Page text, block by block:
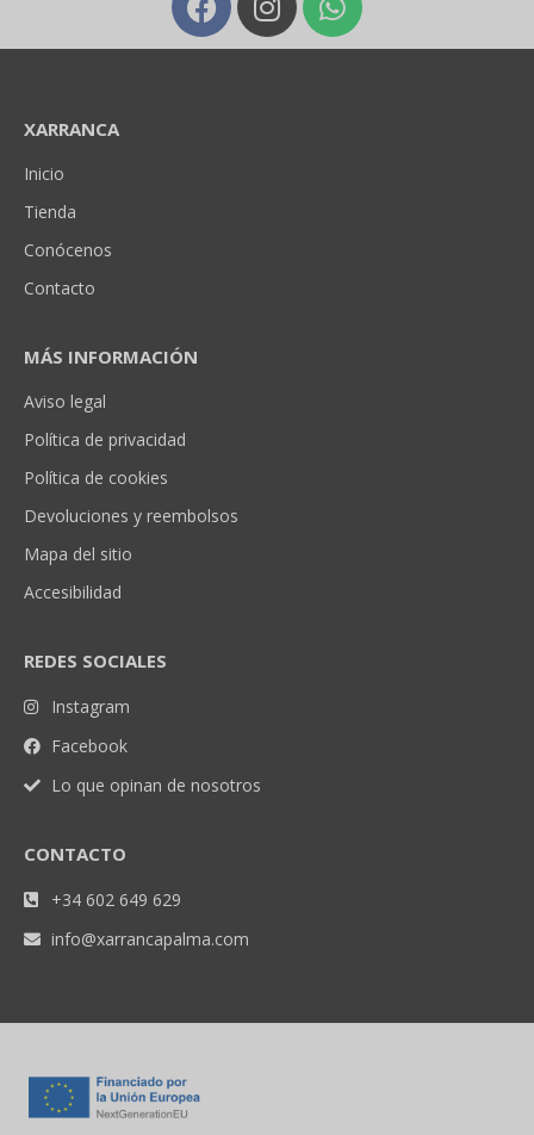
XARRANCA
Inicio
Tienda
Conócenos
Contacto
MÁS INFORMACIÓN
Aviso legal
Política de privacidad
Política de cookies
Devoluciones y reembolsos
Mapa del sitio
Accesibilidad
REDES SOCIALES
Instagram
Facebook
Lo que opinan de nosotros
CONTACTO
+34 602 649 629
info@xarrancapalma.com